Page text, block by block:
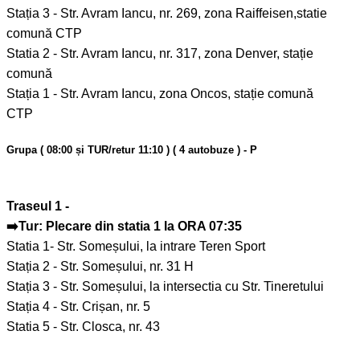
Stația 3 - Str. Avram Iancu, nr. 269, zona Raiffeisen,statie
comună CTP
Statia 2 - Str. Avram Iancu, nr. 317, zona Denver, stație
comună
Stația 1 - Str. Avram Iancu, zona Oncos, stație comună
CTP
Grupa ( 08:00 și TUR/retur 11:10 ) ( 4 autobuze ) - P
Traseul 1 -
➡️Tur: Plecare din statia 1 la ORA 07:35
Statia 1- Str. Someșului, la intrare Teren Sport
Stația 2 - Str. Someșului, nr. 31 H
Stația 3 - Str. Someșului, la intersectia cu Str. Tineretului
Stația 4 - Str. Crișan, nr. 5
Statia 5 - Str. Closca, nr. 43